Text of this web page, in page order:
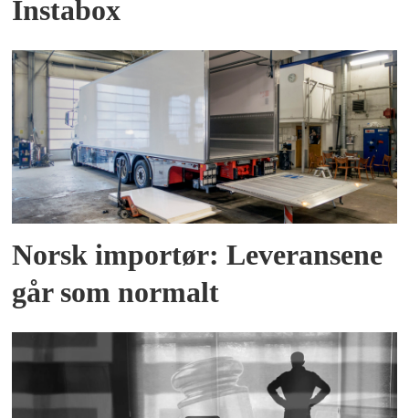
Instabox
Norsk importør: Leveransene
går som normalt